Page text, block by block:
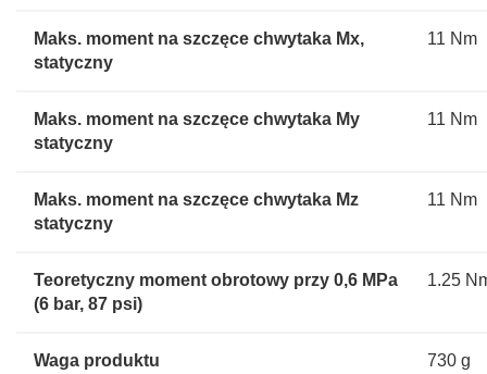
Maks. moment na szczęce chwytaka Mx,
statyczny
11 Nm
Maks. moment na szczęce chwytaka My
statyczny
11 Nm
Maks. moment na szczęce chwytaka Mz
statyczny
11 Nm
Teoretyczny moment obrotowy przy 0,6 MPa
(6 bar, 87 psi)
1.25
Waga produktu 730 g